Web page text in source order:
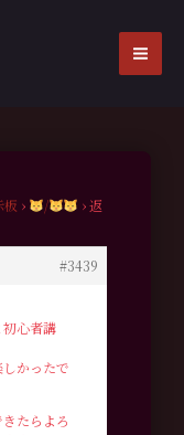
板 › / ›返
#3439
心者講
かったで
たらよろ